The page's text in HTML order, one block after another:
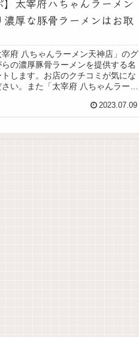
濃厚な豚骨ラーメンはお取
府 八ちゃんラーメン天神店」のグ
の濃厚豚骨ラーメンを提供する名
します。お店のクチコミが気にな
い。また「太宰府 八ちゃんラーメ
2023.07.09